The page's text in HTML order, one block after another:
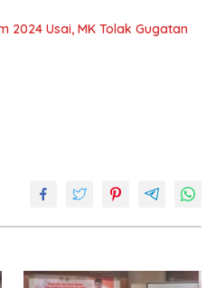
2024 Usai, MK Tolak Gugatan